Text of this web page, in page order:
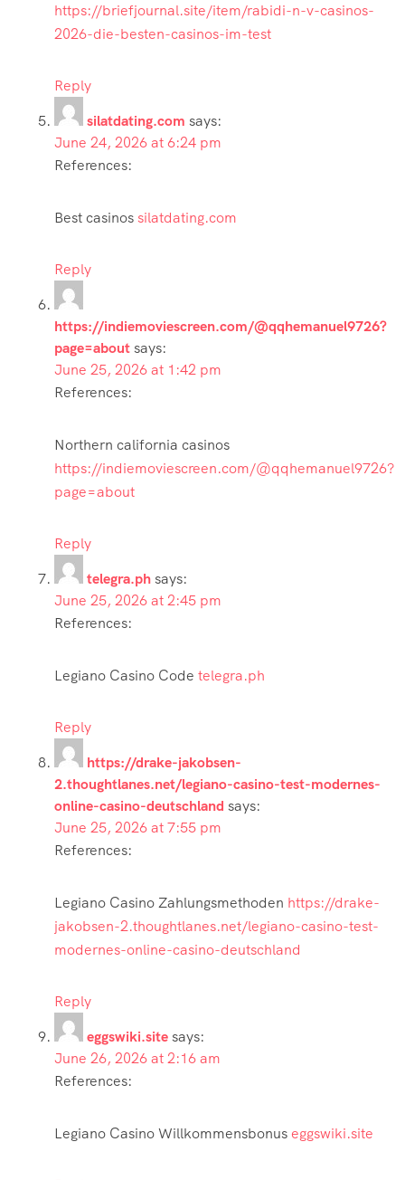
https://briefjournal.site/item/rabidi-n-v-casinos-
2026-die-besten-casinos-im-test
Reply
silatdating.com says:
June 24, 2026 at 6:24 pm
References:
Best casinossilatdating.com
Reply
https://indiemoviescreen.com/@qqhemanuel9726?
page=aboutsays:
June 25, 2026 at 1:42 pm
References:
Northern california casinos
https://indiemoviescreen.com/@qqhemanuel9726?
page=about
Reply
telegra.phsays:
June 25, 2026 at 2:45 pm
References:
Legiano Casino Code telegra.ph
Reply
https://drake-jakobsen-
2.thoughtlanes.net/legiano-casino-test-modernes-
online-casino-deutschland says:
June 25, 2026 at 7:55 pm
References:
Legiano Casino Zahlungsmethoden https://drake-
jakobsen-2.thoughtlanes.net/legiano-casino-test-
modernes-online-casino-deutschland
Reply
eggswiki.sitesays:
June 26, 2026 at 2:16 am
References:
Legiano Casino Willkommensbonuseggswiki.site